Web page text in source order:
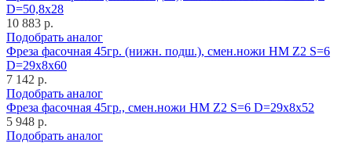
D=50,8x28
10 883 р.
Подобрать аналог
Фреза фасочная 45гр. (нижн. подш.), смен.ножи HM Z2 S=6
D=29x8x60
7 142 р.
Подобрать аналог
Фреза фасочная 45гр., смен.ножи HM Z2 S=6 D=29x8x52
5 948 р.
Подобрать аналог